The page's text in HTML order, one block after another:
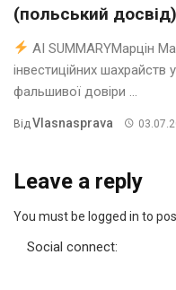
(польський досвід)
AI SUMMARYМарцін
інвестиційних
фальшивої довіри ...
Від Vlasnasprava
Leave a reply
You must be logged in to
Social connect: